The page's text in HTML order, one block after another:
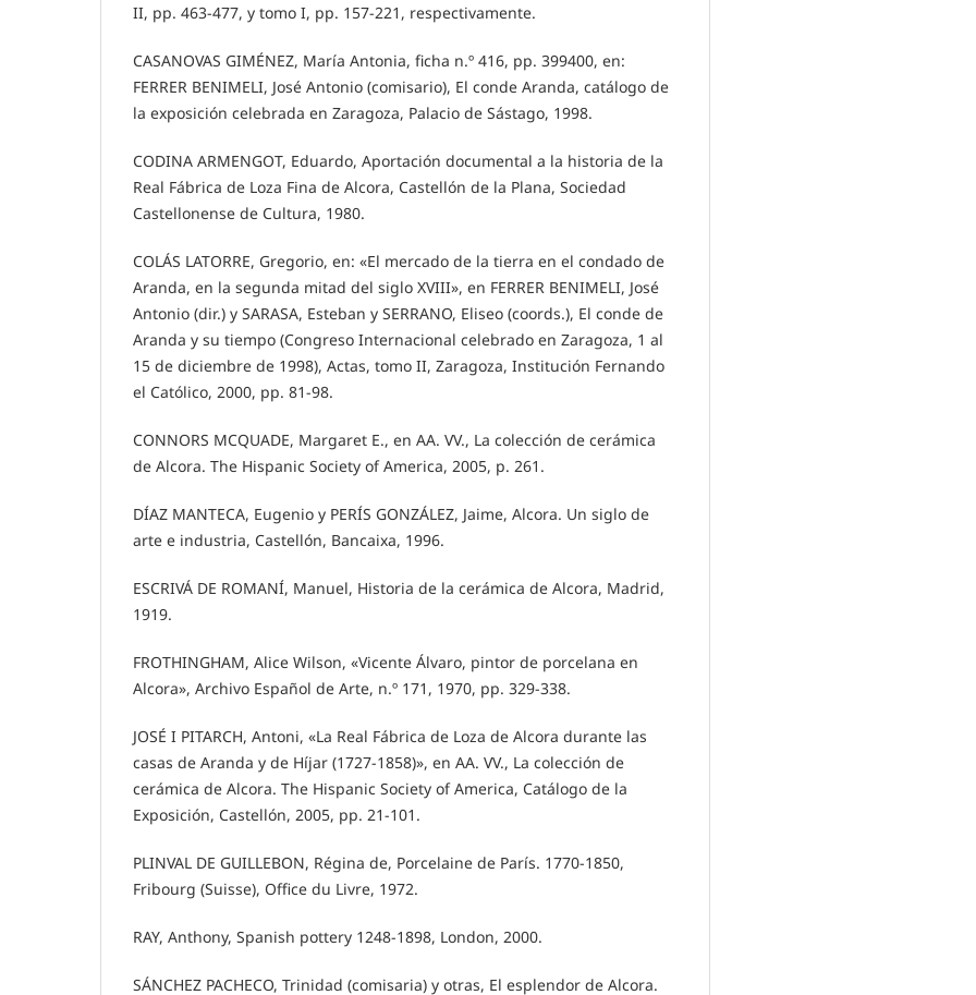
II, pp. 463-477, y tomo I, pp. 157-221, respectivamente.
CASANOVAS GIMÉNEZ, María Antonia, ficha n.º 416, pp. 399400, en:
FERRER BENIMELI, José Antonio (comisario), El conde Aranda, catálogo de
la exposición celebrada en Zaragoza, Palacio de Sástago, 1998.
CODINA ARMENGOT, Eduardo, Aportación documental a la historia de la
Real Fábrica de Loza Fina de Alcora, Castellón de la Plana, Sociedad
Castellonense de Cultura, 1980.
COLÁS LATORRE, Gregorio, en: «El mercado de la tierra en el condado de
Aranda, en la segunda mitad del siglo XVIII», en FERRER BENIMELI, José
Antonio (dir.) y SARASA, Esteban y SERRANO, Eliseo (coords.), El conde de
Aranda y su tiempo (Congreso Internacional celebrado en Zaragoza, 1 al
15 de diciembre de 1998), Actas, tomo II, Zaragoza, Institución Fernando
el Católico, 2000, pp. 81-98.
CONNORS MCQUADE, Margaret E., en AA. VV., La colección de cerámica
de Alcora. The Hispanic Society of America, 2005, p. 261.
DÍAZ MANTECA, Eugenio y PERÍS GONZÁLEZ, Jaime, Alcora. Un siglo de
arte e industria, Castellón, Bancaixa, 1996.
ESCRIVÁ DE ROMANÍ, Manuel, Historia de la cerámica de Alcora, Madrid,
1919.
FROTHINGHAM, Alice Wilson, «Vicente Álvaro, pintor de porcelana en
Alcora», Archivo Español de Arte, n.º 171, 1970, pp. 329-338.
JOSÉ I PITARCH, Antoni, «La Real Fábrica de Loza de Alcora durante las
casas de Aranda y de Híjar (1727-1858)», en AA. VV., La colección de
cerámica de Alcora. The Hispanic Society of America, Catálogo de la
Exposición, Castellón, 2005, pp. 21-101.
PLINVAL DE GUILLEBON, Régina de, Porcelaine de París. 1770-1850,
Fribourg (Suisse), Office du Livre, 1972.
RAY, Anthony, Spanish pottery 1248-1898, London, 2000.
SÁNCHEZ PACHECO, Trinidad (comisaria) y otras, El esplendor de Alcora.